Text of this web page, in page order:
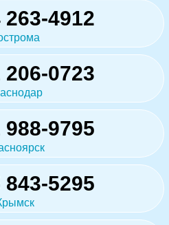
263-4912
206-0723
988-9795
843-5295